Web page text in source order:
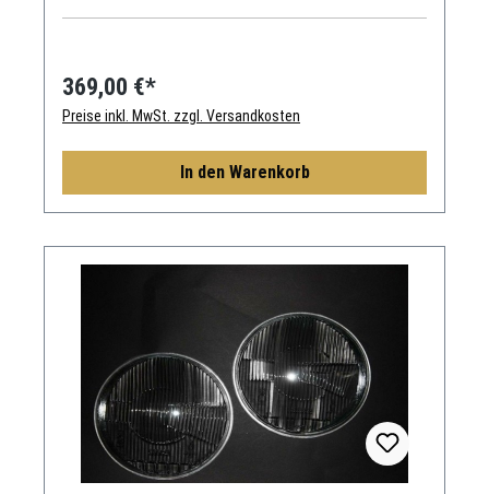
369,00 €*
Preise inkl. MwSt. zzgl. Versandkosten
In den Warenkorb